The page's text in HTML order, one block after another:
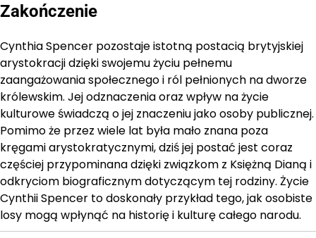
Zakończenie
Cynthia Spencer pozostaje istotną postacią brytyjskiej
arystokracji dzięki swojemu życiu pełnemu
zaangażowania społecznego i ról pełnionych na dworze
królewskim. Jej odznaczenia oraz wpływ na życie
kulturowe świadczą o jej znaczeniu jako osoby publicznej.
Pomimo że przez wiele lat była mało znana poza
kręgami arystokratycznymi, dziś jej postać jest coraz
częściej przypominana dzięki związkom z Księżną Dianą i
odkryciom biograficznym dotyczącym tej rodziny. Życie
Cynthii Spencer to doskonały przykład tego, jak osobiste
losy mogą wpłynąć na historię i kulturę całego narodu.